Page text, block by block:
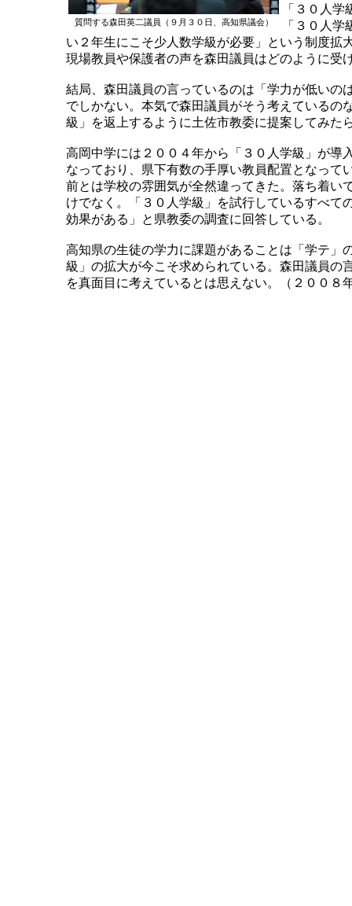
質問する森田英二議員（９月３０日、高知県議会）
「３０人
「３０人
い２年生にこそ少人数学級が必要」という制度拡
現場教員や保護者の声を森田議員はどのように受
結局、森田議員の言っているのは「学力が低いの
でしかない。本気で森田議員がそう考えているの
級」を返上するように土佐市教委に提案してみた
高岡中学には２００４年から「３０人学級」が導
なっており、県下有数の手厚い教員配置となって
前とは学校の雰囲気が全然違ってきた。落ち着い
けでなく。「３０人学級」を試行しているすべて
効果がある」と県教委の調査に回答している。
高知県の生徒の学力に課題があることは「学テ」
級」の拡大が今こそ求められている。森田議員の
を真面目に考えているとは思えない。（２００